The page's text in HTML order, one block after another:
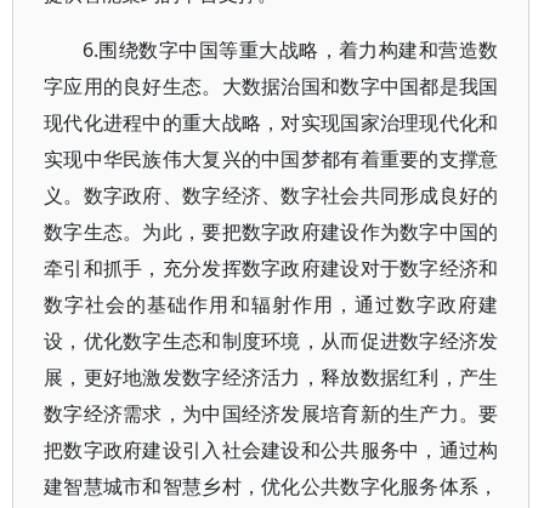
6.围绕数字中国等重大战略，着力构建和营造数
字应用的良好生态。大数据治国和数字中国都是我国
现代化进程中的重大战略，对实现国家治理现代化和
实现中华民族伟大复兴的中国梦都有着重要的支撑意
义。数字政府、数字经济、数字社会共同形成良好的
数字生态。为此，要把数字政府建设作为数字中国的
牵引和抓手，充分发挥数字政府建设对于数字经济和
数字社会的基础作用和辐射作用，通过数字政府建
设，优化数字生态和制度环境，从而促进数字经济发
展，更好地激发数字经济活力，释放数据红利，产生
数字经济需求，为中国经济发展培育新的生产力。要
把数字政府建设引入社会建设和公共服务中，通过构
建智慧城市和智慧乡村，优化公共数字化服务体系，